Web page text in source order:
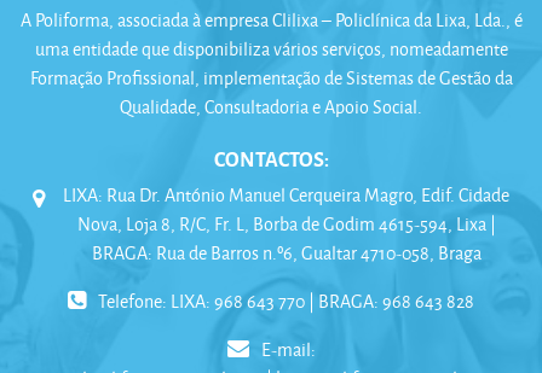
A Poliforma, associada à empresa Clilixa – Policlínica da Lixa, Lda., é
uma entidade que disponibiliza vários serviços, nomeadamente
Formação Profissional, implementação de Sistemas de Gestão da
Qualidade, Consultadoria e Apoio Social.
CONTACTOS:
LIXA: Rua Dr. António Manuel Cerqueira Magro, Edif. Cidade
Nova, Loja 8, R/C, Fr. L, Borba de Godim 4615-594, Lixa |
BRAGA: Rua de Barros n.º6, Gualtar 4710-058, Braga
Telefone: LIXA: 968 643 770 | BRAGA: 968 643 828
E-mail: